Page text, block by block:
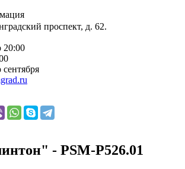
проспект, д. 62.
20:00
- PSM-P526.01